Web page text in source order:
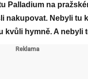
Palladium na
nakupovat. Nebyli tu
kvůli hymně. A nebyli